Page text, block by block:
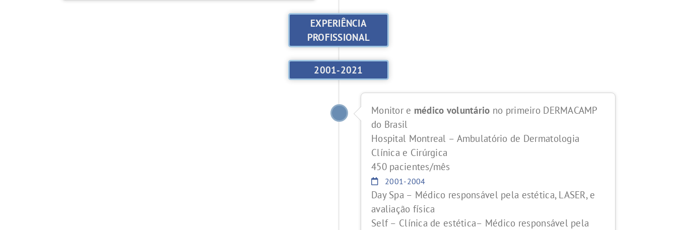
EXPERIÊNCIA
PROFISSIONAL
2001-2021
Monitor e médico voluntário no primeiro DERMACAMP
do Brasil
Hospital Montreal – Ambulatório de Dermatologia
Clínica e Cirúrgica
450 pacientes/mês
2001-2004
Day Spa – Médico responsável pela estética, LASER, e
avaliação física
Self – Clínica de estética– Médico responsável pela